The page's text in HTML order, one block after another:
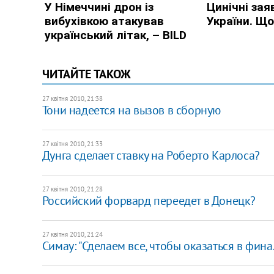
ЧИТАЙТЕ ТАКОЖ
27 квітня 2010, 21:38
Тони надеется на вызов в сборную
27 квітня 2010, 21:33
Дунга сделает ставку на Роберто Карлоса?
27 квітня 2010, 21:28
Российский форвард переедет в Донецк?
27 квітня 2010, 21:24
Симау: "Сделаем все, чтобы оказаться в